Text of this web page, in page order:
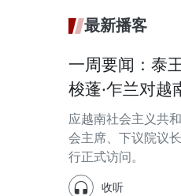
最新播客
一周要闻：泰
梭蓬·乍兰对越
应越南社会主义共
会主席、下议院议
行正式访问。
收听